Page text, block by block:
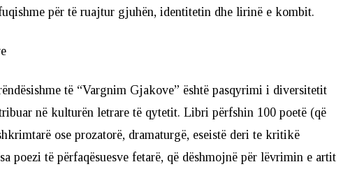
për të ruajtur gjuhën, identitetin dhe lirinë e kombit.
të “Vargnim Gjakove” është pasqyrimi i diversitetit
në kulturën letrare të qytetit. Libri përfshin 100 poetë (që
ose prozatorë, dramaturgë, eseistë deri te kritikë
poezi të përfaqësuesve fetarë, që dëshmojnë për lëvrimin e artit